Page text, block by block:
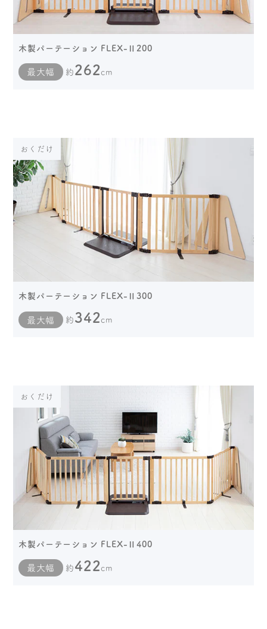
木製パーテーション FLEX-Ⅱ200
最大幅 約 262cm
おくだけ
木製パーテーション FLEX-Ⅱ300
最大幅 約 342cm
おくだけ
木製パーテーション FLEX-Ⅱ400
最大幅 約 422cm